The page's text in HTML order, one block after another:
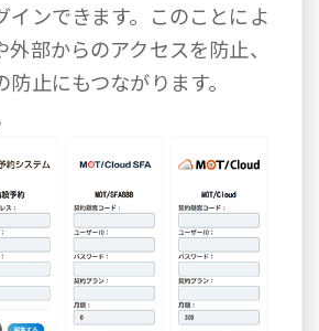
インできます。このことによ
外部からのアクセスを防止、
止にもつながります。